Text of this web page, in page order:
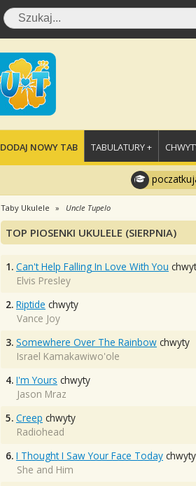
DODAJ NOWY TAB TABULATURY +
Taby Ukulele Uncle Tupelo
TOP PIOSENKI UKULELE (SIERPNIA)
1. Can't Help Falling In Love With You
Elvis Presley
2. Riptide chwyty
Vance Joy
3. Somewhere Over The Rainbow chwyty
Israel Kamakawiwo'ole
4. I'm Yours chwyty
Jason Mraz
5. Creep chwyty
Radiohead
6. I Thought I Saw Your Face Today chwyty
She and Him